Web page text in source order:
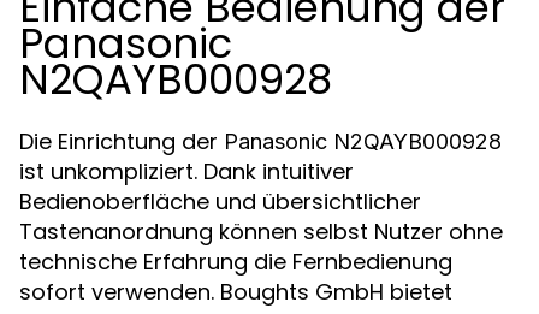
Panasonic
N2QAYB000928
Die Einrichtung der Panasonic N2QAYB000928
ist unkompliziert. Dank intuitiver
Bedienoberfläche und übersichtlicher
Tastenanordnung können selbst Nutzer ohne
technische Erfahrung die Fernbedienung
sofort verwenden. Boughts GmbH bietet